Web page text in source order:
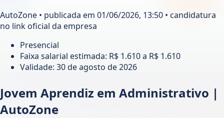
AutoZone • publicada em 01/06/2026, 13:50 • candidatura
no link oficial da empresa
Presencial
Faixa salarial estimada: R$ 1.610 a R$ 1.610
Validade: 30 de agosto de 2026
Jovem Aprendiz em Administrativo |
AutoZone